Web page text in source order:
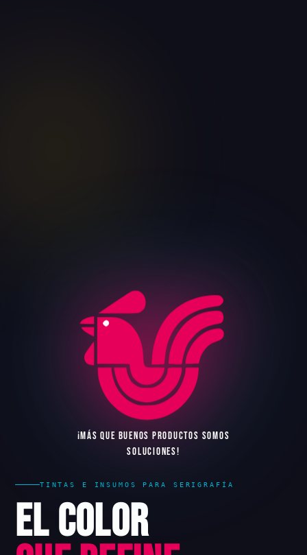
TINTAS E INSUMOS PARA SERIGRAFÍA
El Color
¡MÁS QU E BU ENOS P RO DUCTOS SO M OS
SO LUC O N ES!